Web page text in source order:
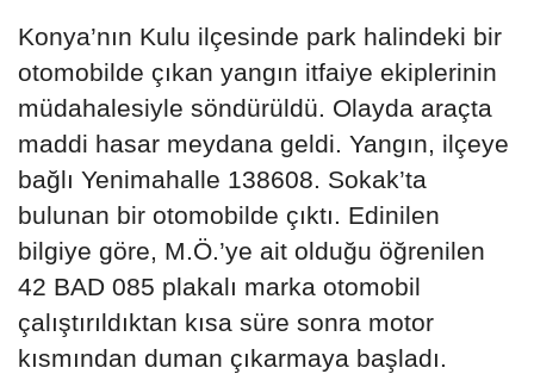
Konya’nın Kulu ilçesinde park halindeki bir
otomobilde çıkan yangın itfaiye ekiplerinin
müdahalesiyle söndürüldü. Olayda araçta
maddi hasar meydana geldi. Yangın, ilçeye
bağlı Yenimahalle 138608. Sokak’ta
bulunan bir otomobilde çıktı. Edinilen
bilgiye göre, M.Ö.’ye ait olduğu öğrenilen
42 BAD 085 plakalı marka otomobil
çalıştırıldıktan kısa süre sonra motor
kısmından duman çıkarmaya başladı.